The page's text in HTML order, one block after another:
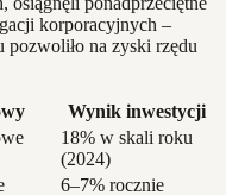
korporacyjnych –
pozwoliło na zyski rzędu
Wynik inwestycji
18% w skali roku
(2024)
6–7% rocznie